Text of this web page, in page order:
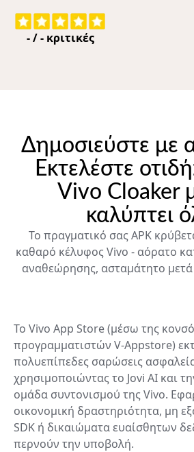
-/- κριτικές
Δημοσιεύστε με
Εκτελέστε
Vivo Cloaker
καλύπτει
Το πραγματικό σας APK
καθαρό κέλυφος Vivo - αόρατο
αναθεώρησης, ασταμάτητο
Το Vivo App Store (μέσω της
προγραμματιστών V-Appstore)
πολυεπίπεδες σαρώσεις
χρησιμοποιώντας το Jovi AI και
ομάδα συντονισμού της Vivo.
οικονομική δραστηριότητα, μη
SDK ή δικαιώματα ευαίσθητων
περνούν την υποβολή.